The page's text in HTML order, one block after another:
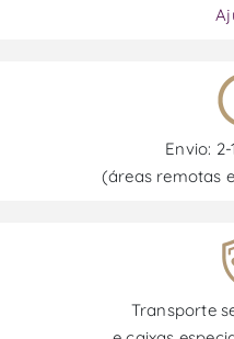
Envio:
(áreas remotas
Transporte